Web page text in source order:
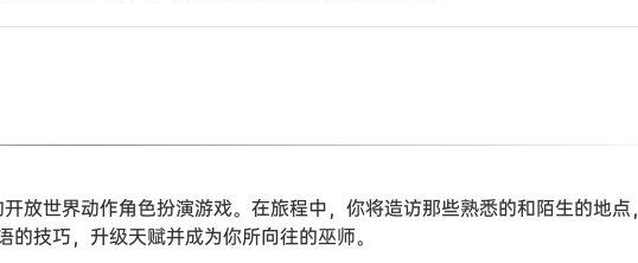
放世界动作角色扮演游戏。在旅程中，你将造访那些熟悉的和陌生的地点，
技巧，升级天赋并成为你所向往的巫师。